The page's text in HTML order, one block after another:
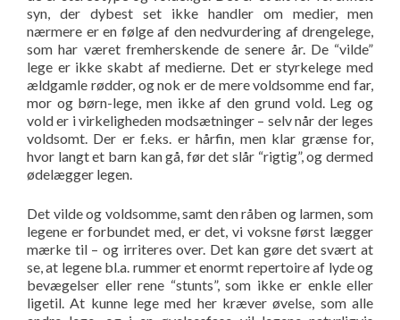
syn, der dybest set ikke handler om medier, men
nærmere er en følge af den nedvurdering af drengelege,
som har været fremherskende de senere år. De “vilde”
lege er ikke skabt af medierne. Det er styrkelege med
ældgamle rødder, og nok er de mere voldsomme end far,
mor og børn-lege, men ikke af den grund vold. Leg og
vold er i virkeligheden modsætninger – selv når der leges
voldsomt. Der er f.eks. er hårfin, men klar grænse for,
hvor langt et barn kan gå, før det slår “rigtig”, og dermed
ødelægger legen.
Det vilde og voldsomme, samt den råben og larmen, som
legene er forbundet med, er det, vi voksne først lægger
mærke til – og irriteres over. Det kan gøre det svært at
se, at legene bl.a. rummer et enormt repertoire af lyde og
bevægelser eller rene “stunts”, som ikke er enkle eller
ligetil. At kunne lege med her kræver øvelse, som alle